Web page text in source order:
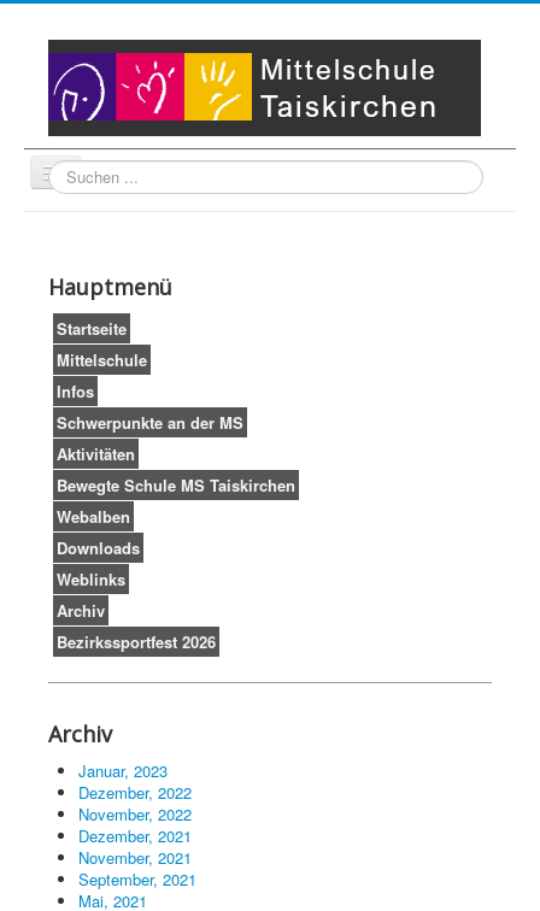
Suche
Impressum
Hauptmenü
Startseite
Mittelschule
Infos
Schwerpunkte an der MS
Aktivitäten
Bewegte Schule MS Taiskirchen
Webalben
Downloads
Weblinks
Archiv
Bezirkssportfest 2026
Archiv
Januar, 2023
Dezember, 2022
November, 2022
Dezember, 2021
November, 2021
September, 2021
Mai, 2021